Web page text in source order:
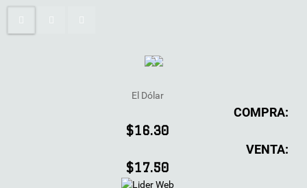
El Dólar
COMPRA:
$16.30
VENTA:
$17.50